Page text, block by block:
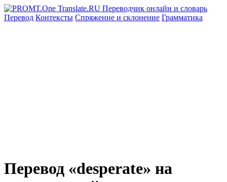
Перевод Контексты Спряжение и склонение Грамматика
Перевод «desperate» на